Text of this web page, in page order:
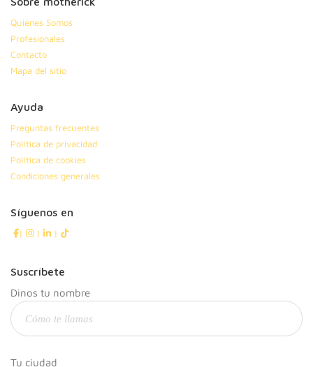
Quiénes Somos
Profesionales
Contacto
Mapa del sitio
Ayuda
Preguntas frecuentes
Política de privacidad
Política de cookies
Condiciones generales
Síguenos en
| | |
Suscríbete
Dinos tu nombre
Tu ciudad